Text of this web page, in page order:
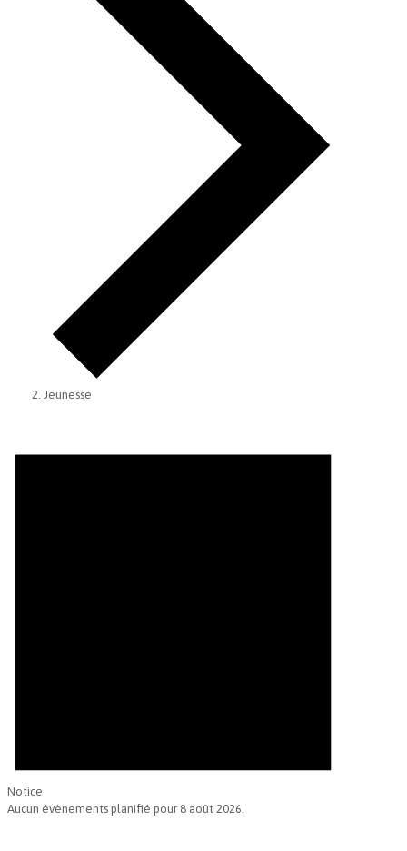
Jeunesse
8
Notice
Aucun évènements planifié pour 8 août 2026.